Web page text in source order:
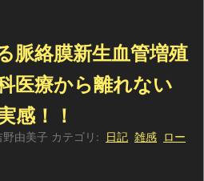
脈絡膜新生血管増殖
医療から離れない
感！！
野由美子 カテゴリ: 日記 雑感 ロー